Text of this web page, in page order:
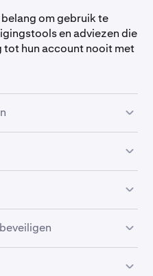
om gebruik te
en adviezen die
tot hun account nooit met
jou een account
andere website wordt
een
zoals KeePass
aan je Kraken-account
gebruikt om je
je wachtwoord opnieuw
keuren.
speciaal e-mailadres aan te
bijhouden en opnemen
zijn de meest
verificatie (2FA)te
een cruciaal element